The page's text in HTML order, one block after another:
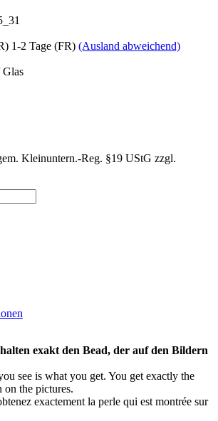
1-2 Tage (FR) (Ausland abweichend)
Glas
Kleinuntern.-Reg. §19 UStG zzgl.
exakt den Bead, der auf den Bildern
see is what you get. You get exactly the
on the pictures.
exactement la perle qui est montrée sur